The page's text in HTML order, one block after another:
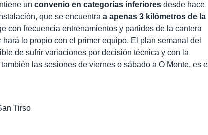
unconvenio en categorías inferiores desde hace
que se encuentraa apenas 3 kilómetros de la
con frecuencia entrenamientos y partidos de la cantera
lo propio con el primer equipo. El plan semanal del
de sufrir variaciones por decisión técnica y con la
las sesiones de viernes o sábado a O Monte, es el
Tirso